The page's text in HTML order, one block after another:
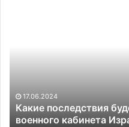
Израиля
17.06.2024
Какие последствия
военного кабинета